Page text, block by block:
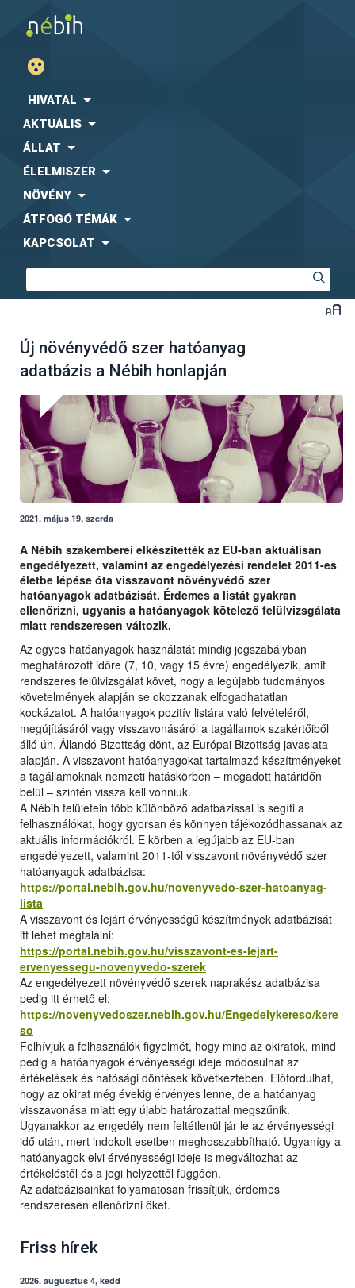
HIVATAL
AKTUÁLIS
ÁLLAT
ÉLELMISZER
NÖVÉNY
ÁTFOGÓ TÉMÁK
KAPCSOLAT
Új növényvédő szer hatóanyag
adatbázis a Nébih honlapján
2021. május 19, szerda
A Nébih szakemberei elkészítették az EU-ban aktuálisan
engedélyezett, valamint az engedélyezési rendelet 2011-es
életbe lépése óta visszavont növényvédő szer
hatóanyagok adatbázisát. Érdemes a listát gyakran
ellenőrizni, ugyanis a hatóanyagok kötelező felülvizsgálata
miatt rendszeresen változik.
Az egyes hatóanyagok használatát mindig jogszabályban
meghatározott időre (7, 10, vagy 15 évre) engedélyezik, amit
rendszeres felülvizsgálat követ, hogy a legújabb tudományos
követelmények alapján se okozzanak elfogadhatatlan
kockázatot. A hatóanyagok pozitív listára való felvételéről,
megújításáról vagy visszavonásáról a tagállamok szakértőiből
álló ún. Állandó Bizottság dönt, az Európai Bizottság javaslata
alapján. A visszavont hatóanyagokat tartalmazó készítményeket
a tagállamoknak nemzeti hatáskörben – megadott határidőn
belül – szintén vissza kell vonniuk.
A Nébih felületein több különböző adatbázissal is segíti a
felhasználókat, hogy gyorsan és könnyen tájékozódhassanak az
aktuális információkról. E körben a legújabb az EU-ban
engedélyezett, valamint 2011-től visszavont növényvédő szer
hatóanyagok adatbázisa:
https://portal.nebih.gov.hu/novenyvedo-szer-hatoanyag-
lista
A visszavont és lejárt érvényességű készítmények adatbázisát
itt lehet megtalálni:
https://portal.nebih.gov.hu/visszavont-es-lejart-
ervenyessegu-novenyvedo-szerek
Az engedélyezett növényvédő szerek naprakész adatbázisa
pedig itt érhető el:
https://novenyvedoszer.nebih.gov.hu/Engedelykereso/kere
so
Felhívjuk a felhasználók figyelmét, hogy mind az okiratok, mind
pedig a hatóanyagok érvényességi ideje módosulhat az
értékelések és hatósági döntések következtében. Előfordulhat,
hogy az okirat még évekig érvényes lenne, de a hatóanyag
visszavonása miatt egy újabb határozattal megszűnik.
Ugyanakkor az engedély nem feltétlenül jár le az érvényességi
idő után, mert indokolt esetben meghosszabbítható. Ugyanígy a
hatóanyagok elvi érvényességi ideje is megváltozhat az
értékeléstől és a jogi helyzettől függően.
Az adatbázisainkat folyamatosan frissítjük, érdemes
rendszeresen ellenőrizni őket.
Friss hírek
2026. augusztus 4, kedd